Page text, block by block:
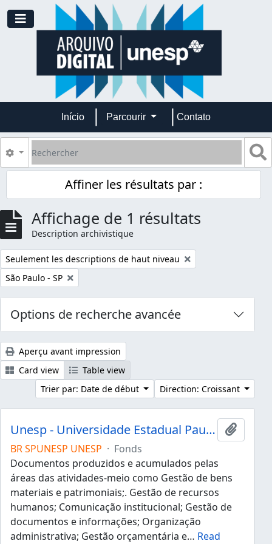
Skip to main content
Toggle navigation
Início Parcourir Contato
Rechercher
Search options
Affiner les résultats par :
Affichage de 1 résultats
Description archivistique
Remove filter:
Seulement les descriptions de haut niveau
Remove filter:
São Paulo - SP
Options de recherche avancée
Aperçu avant impression
Card view
Table view
Trier par: Date de début
Direction: Croissant
Unesp - Universidade Estadual Paulista "Júlio de Mesquita Filho"
Ajouter
BR SPUNESP UNESP · Fonds
Documentos produzidos e acumulados pelas
áreas das atividades-meio como Gestão de bens
materiais e patrimoniais;. Gestão de recursos
humanos; Comunicação institucional; Gestão de
documentos e informações; Organização
administrativa; Gestão orçamentária e… Read